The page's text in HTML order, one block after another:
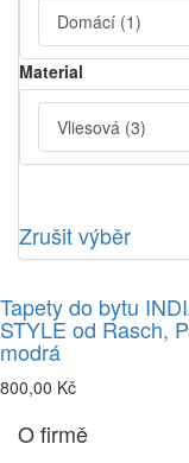
Domácí (1)
Material
Vliesová (3)
Zrušit výběr
Tapety do bytu
STYLE od Rasch,
modrá
800,00 Kč
O firmě